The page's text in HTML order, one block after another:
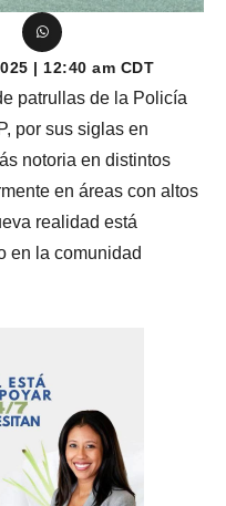
| 12:40 am CDT
patrullas de la Policía
por sus siglas en
notoria en distintos
en áreas con altos
realidad está
en la comunidad